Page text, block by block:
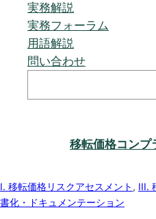
実務解説
実務フォーラム
用語解説
問い合わせ
移転価格コンプ
I. 移転価格リスクアセスメント , III.
書化・ドキュメンテーション